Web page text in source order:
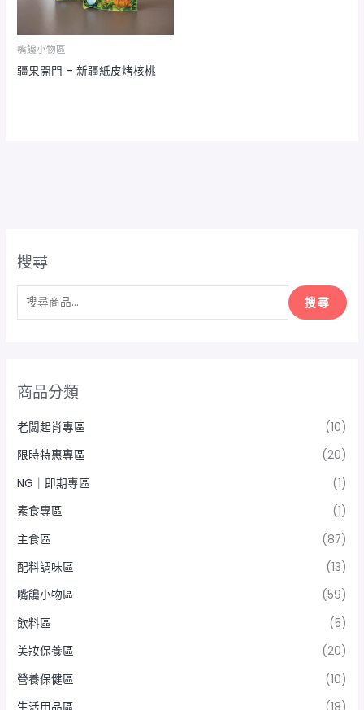
嘴饞小物區
疆果開門 – 新疆紙皮烤核桃
搜尋
搜尋
商品分類
老闆起肖專區
(10)
限時特惠專區
(20)
NG｜即期專區
(1)
素食專區
(1)
主食區
(87)
配料調味區
(13)
嘴饞小物區
(59)
飲料區
(5)
美妝保養區
(20)
營養保健區
(10)